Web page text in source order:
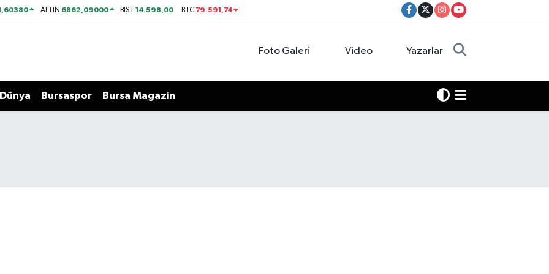
ALTIN 6862,09000 BİST14.598,00 BTC 79.591,74
Foto Galeri Video Yazarlar
Dünya Bursaspor Bursa Magazin